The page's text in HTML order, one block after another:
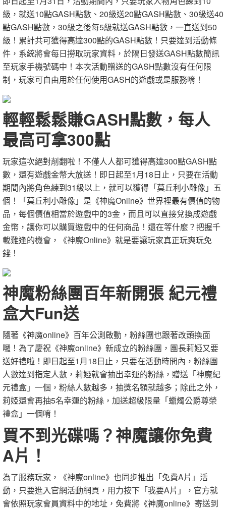
級，就送10點GASH點數、20級送20點GASH點數、30級送40
點GASH點數，30級之後每5級就送GASH點數，一直送到50
級！累計共可獲得高達300點的GASH點數！只要達到活動條
件，系統將會每日撈取玩家資料，於隔日發送GASH點數簡訊
至玩家手機號碼中！本次活動贈送的GASH點數沒有任何限
制，玩家可自由用於任何使用GASH的遊戲或是服務唷！
輕輕鬆鬆賺GASH點數，每人
最高可拿300點
玩家這次絕對削翻啦！不僅人人都可獲得高達300點GASH點
數，還有遊戲金幣大放送！即日起至1月18日止，只要在活動
期間內將角色練到31級以上，就可以獲得「莫丘利小雕像」五
個！「莫丘利小雕像」是《神魔Online》世界裡最有價值的物
品，每個價值相當於遊戲中的3金，而且可以直接兌換成遊戲
金幣，讓你可以購買遊戲中的任何商品！還在等什麼？把握千
載難逢的機會，《神魔Online》就是要讓玩家真正玩爽玩免
錢！
神魔粉絲團百年新開張 紀元禮
盒大Fun送
隨著《神魔online》百年公測啟動，粉絲團也跟著改頭換面
囉！為了慶祝《神魔online》新成立的粉絲團，團長莉婭又要
送好禮啦！即日起至1月18日止，只要在活動時間內，粉絲團
人數達到指定人數，莉婭就會抽出幸運的粉絲，贈送「神魔紀
元禮盒」一個，粉絲人數越多，抽獎名額就越多；除此之外，
莉婭還會再抽5名幸運的粉絲，加送超級限量「蠟燭公爵尊榮
禮盒」一個唷！
買不到光碟嗎？神魔讓你免費
A片！
為了服務玩家，《神魔online》也同步推出「免費A片」活
動，只要進入官網活動網頁，用力按下「我要A片」，官方就
會依照玩家會員資料中的地址，免費將《神魔online》寄送到